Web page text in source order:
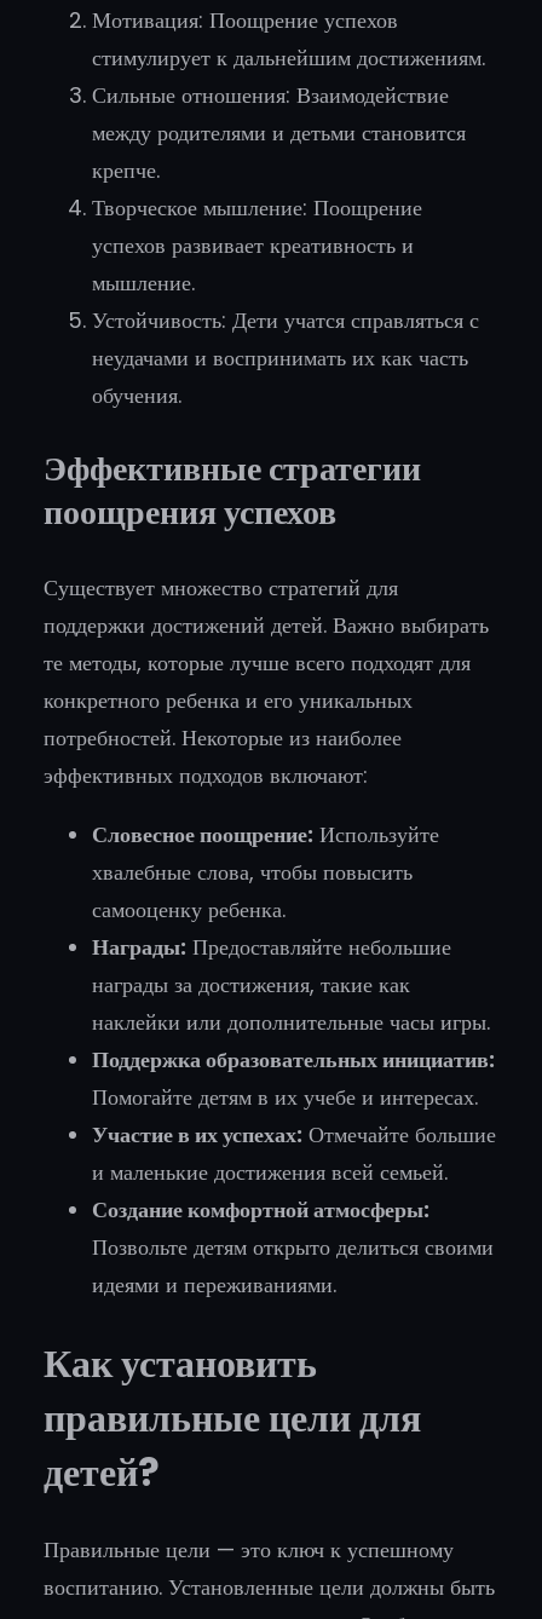
Мотивация: Поощрение успехов
стимулирует к дальнейшим достижениям.
Сильные отношения: Взаимодействие
между родителями и детьми становится
крепче.
Творческое мышление: Поощрение
успехов развивает креативность и
мышление.
Устойчивость: Дети учатся справляться с
неудачами и воспринимать их как часть
обучения.
Эффективные стратегии
поощрения успехов
Существует множество стратегий для
поддержки достижений детей. Важно выбирать
те методы, которые лучше всего подходят для
конкретного ребенка и его уникальных
потребностей. Некоторые из наиболее
эффективных подходов включают:
Словесное поощрение: Используйте
хвалебные слова, чтобы повысить
самооценку ребенка.
Награды: Предоставляйте небольшие
награды за достижения, такие как
наклейки или дополнительные часы игры.
Поддержка образовательных инициатив:
Помогайте детям в их учебе и интересах.
Участие в их успехах: Отмечайте большие
и маленькие достижения всей семьей.
Создание комфортной атмосферы:
Позвольте детям открыто делиться своими
идеями и переживаниями.
Как установить
правильные цели для
детей?
Правильные цели — это ключ к успешному
воспитанию. Установленные цели должны быть